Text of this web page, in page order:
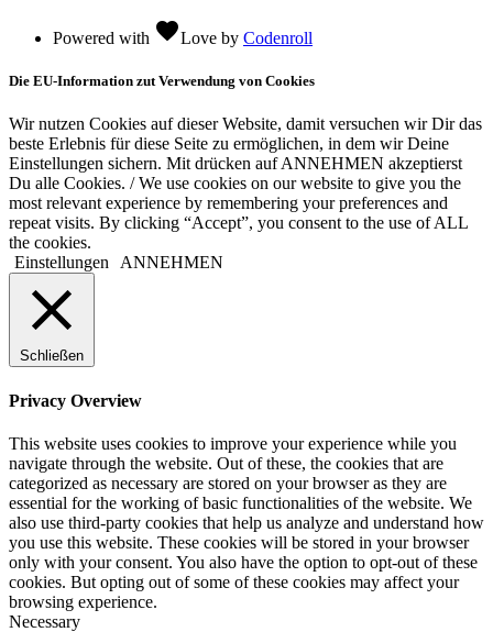
Powered with favoriteLove by Codenroll
Die EU-Information zut Verwendung von Cookies
Wir nutzen Cookies auf dieser Website, damit versuchen wir Dir das
beste Erlebnis für diese Seite zu ermöglichen, in dem wir Deine
Einstellungen sichern. Mit drücken auf ANNEHMEN akzeptierst
Du alle Cookies. / We use cookies on our website to give you the
most relevant experience by remembering your preferences and
repeat visits. By clicking “Accept”, you consent to the use of ALL
the cookies.
Einstellungen
ANNEHMEN
Schließen
Privacy Overview
This website uses cookies to improve your experience while you
navigate through the website. Out of these, the cookies that are
categorized as necessary are stored on your browser as they are
essential for the working of basic functionalities of the website. We
also use third-party cookies that help us analyze and understand how
you use this website. These cookies will be stored in your browser
only with your consent. You also have the option to opt-out of these
cookies. But opting out of some of these cookies may affect your
browsing experience.
Necessary